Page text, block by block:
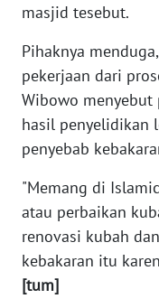
masjid tesebut.
Pihaknya
pekerjaan dari
Wibowo menyebut
hasil penyelidikan
penyebab
"Memang di
atau perbaikan
renovasi kubah
kebakaran itu
[tum]
PAPUA
WN
PAPUA
BARAT
WN
RIAU
WN
SERAMBI